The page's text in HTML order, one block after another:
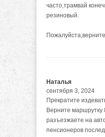
часто,трамвай
резиновый.
Наталья
сентября 3, 2024
Прекратите
Верните маршрутку
разъезжаете на
пенсионеров